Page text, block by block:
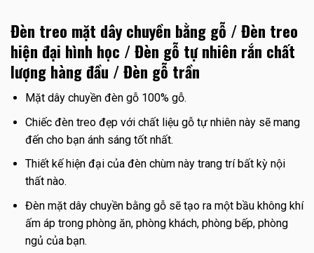
Đèn treo mặt dây chuyền bằng gỗ / Đèn treo
hiện đại hình học / Đèn gỗ tự nhiên rắn chất
lượng hàng đầu / Đèn gỗ trần
Mặt dây chuyền đèn gỗ 100% gỗ.
Chiếc đèn treo đẹp với chất liệu gỗ tự nhiên này sẽ mang
đến cho bạn ánh sáng tốt nhất.
Thiết kế hiện đại của đèn chùm này trang trí bất kỳ nội
thất nào.
Đèn mặt dây chuyền bằng gỗ sẽ tạo ra một bầu không khí
ấm áp trong phòng ăn, phòng khách, phòng bếp, phòng
ngủ của bạn.